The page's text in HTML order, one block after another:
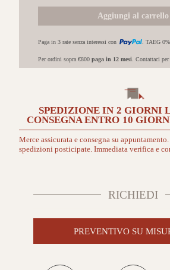
Aggiungi al carrello
Paga in 3 rate senza interessi con . TAEG
Per ordini sopra €800 paga in 12 mesi. Contattaci
SPEDIZIONE IN 2 GIORNI
CONSEGNA ENTRO 10
Merce assicurata e consegna su
spedizioni posticipate. Immediata verifica e
RICHIEDI
PREVENTIVO SU